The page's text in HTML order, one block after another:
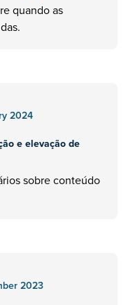
quando as
2024
e elevação de
sobre conteúdo
2023